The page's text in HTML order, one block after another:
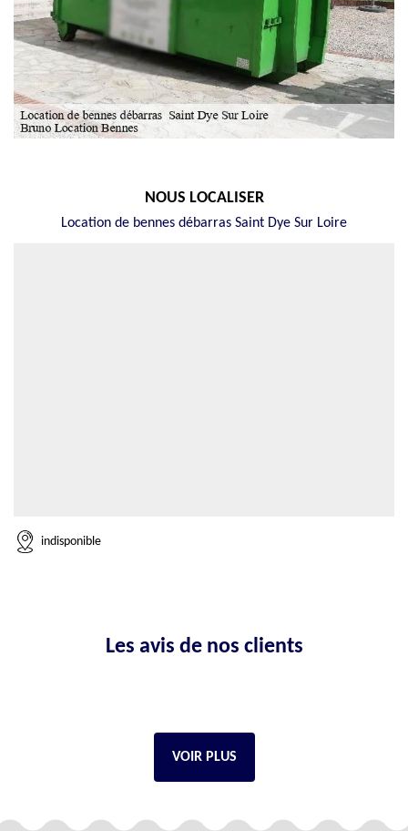
NOUS LOCALISER
Location de bennes débarras Saint Dye Sur Loire
indisponible
Les avis de nos clients
VOIR PLUS